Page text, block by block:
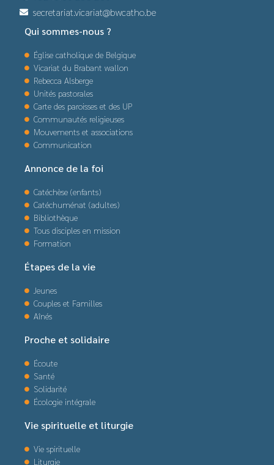
secretariat.vicariat@bwcatho.be
Qui sommes-nous ?
Église catholique de Belgique
Vicariat du Brabant wallon
Rebecca Alsberge
Unités pastorales
Carte des paroisses et des UP
Communautés religieuses
Mouvements et associations
Communication
Annonce de la foi
Catéchèse (enfants)
Catéchuménat (adultes)
Bibliothèque
Tous disciples en mission
Formation
Étapes de la vie
Jeunes
Couples et Familles
Aînés
Proche et solidaire
Écoute
Santé
Solidarité
Écologie intégrale
Vie spirituelle et liturgie
Vie spirituelle
Liturgie